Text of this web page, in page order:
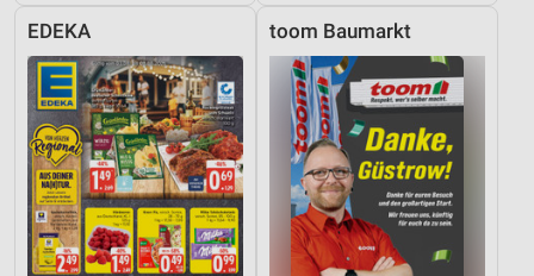
EDEKA toom Baumarkt